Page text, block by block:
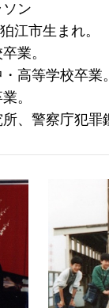
ン
江市生まれ。
業。
高等学校卒業。
。
、警察庁犯罪